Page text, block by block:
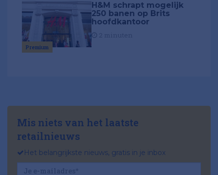
Premium
H&M schrapt mogelijk
250 banen op Brits
hoofdkantoor
Mis niets van het laatste
retailnieuws
Het belangrijkste nieuws, gratis in je inbox